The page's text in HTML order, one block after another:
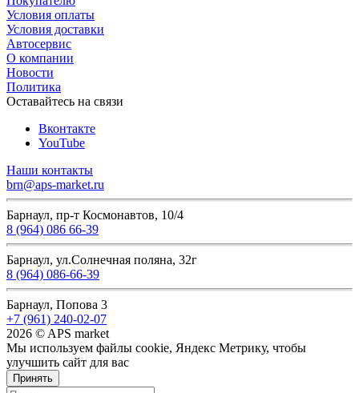
Условия оплаты
Условия доставки
Автосервис
О компании
Новости
Политика
Оставайтесь на связи
Вконтакте
YouTube
Наши контакты
brn@aps-market.ru
Барнаул, пр-т Космонавтов, 10/4
8 (964) 086 66-39
Барнаул, ул.Солнечная поляна, 32г
8 (964) 086-66-39
Барнаул, Попова 3
+7 (961) 240-02-07
2026 © APS market
Мы используем файлы cookie, Яндекс Метрику, чтобы
улучшить сайт для вас
Принять